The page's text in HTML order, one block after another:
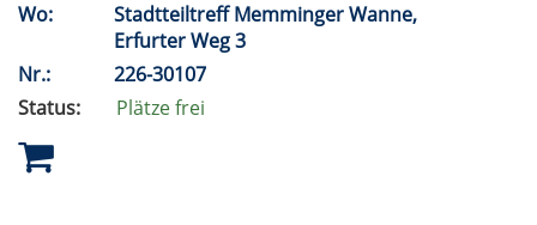
Wo:
Stadtteiltreff Memminger Wanne,
Erfurter Weg 3
Nr.:
226-30107
Status:
Plätze frei